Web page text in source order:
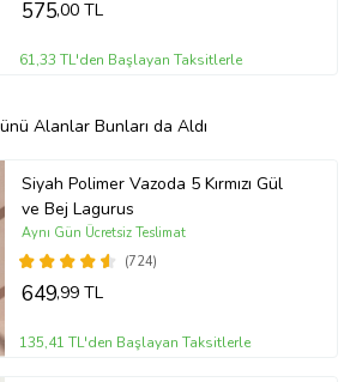
575,00 TL
61,33 TL'den Başlayan Taksitlerle
Alanlar Bunları da Aldı
Siyah Polimer Vazoda 5 Kırmızı Gül
ve Bej Lagurus
(724)
Aynı Gün Ücretsiz Teslimat
649,99 TL
135,41 TL'den Başlayan Taksitlerle